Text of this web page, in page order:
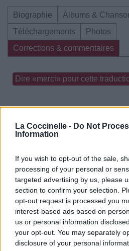
La Coccinelle - Do Not
Information
If you wish to opt-out of the sale,
processing of your personal or
targeted advertising by us, please
section to confirm your selection.
opt-out request is processed you
interest-based ads based on
us or personal information
your opt-out. You may separately
disclosure of your personal
Biographie
Albums &
Téléchargements
Photos
Corrections & commentaires
Dire «merci» pour cette